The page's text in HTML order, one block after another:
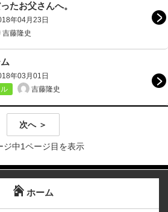
たお父さんへ。
年04月23日
吉藤隆史
年03月01日
吉藤隆史
次へ ＞
ジ中1ページ目を表示
ホーム